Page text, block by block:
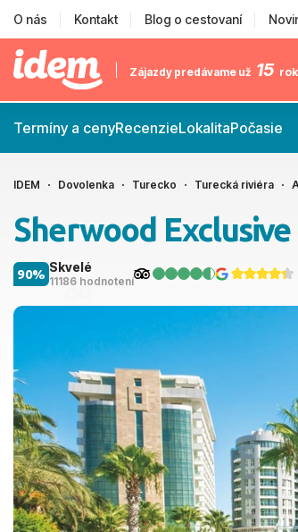
O nás Kontakt Blog o cestovaní
Zájazdy predávame už 15
Termíny a cenyRecenzieLokalitaPočasie
IDEM Dovolenka Turecko Turecká riviéra
Sherwood Exclusive
Skvelé
11186 hodnotení
90%